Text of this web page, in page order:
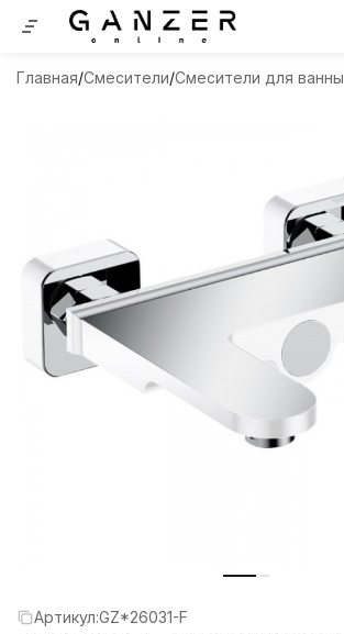
Главная Смесители Смесители для ванны
Артикул:GZ*26031-F